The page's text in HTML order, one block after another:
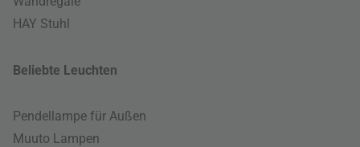
HAY Stuhl
Beliebte Leuchten
Pendellampe für Außen
Muuto Lampen